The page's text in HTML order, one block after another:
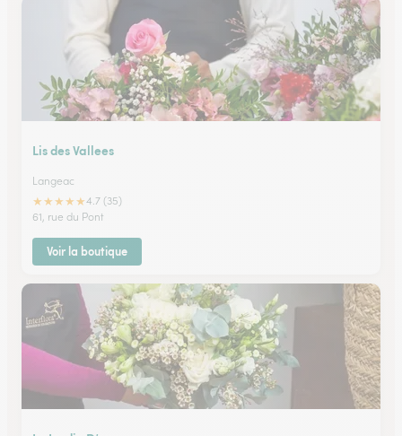
Lis des Vallees
Langeac
★★★★★4.7 (35)
61, rue du Pont
Voir la boutique